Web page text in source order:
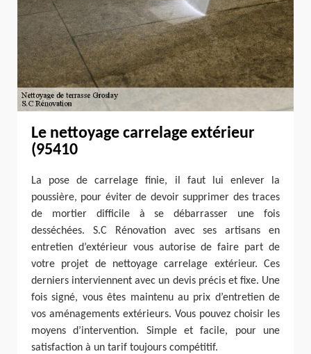
Le nettoyage carrelage extérieur
(95410
La pose de carrelage finie, il faut lui enlever la
poussière, pour éviter de devoir supprimer des traces
de mortier difficile à se débarrasser une fois
desséchées. S.C Rénovation avec ses artisans en
entretien d’extérieur vous autorise de faire part de
votre projet de nettoyage carrelage extérieur. Ces
derniers interviennent avec un devis précis et fixe. Une
fois signé, vous êtes maintenu au prix d’entretien de
vos aménagements extérieurs. Vous pouvez choisir les
moyens d’intervention. Simple et facile, pour une
satisfaction à un tarif toujours compétitif.